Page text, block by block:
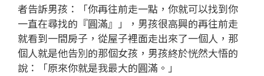
者告訴男孩：「你再往前走一點，你就可以找到你
一直在尋找的『圓滿』」，男孩很高興的再往前走
就看到一間房子，從屋子裡面走出來了一個人，那
個人就是他告別的那個女孩，男孩終於恍然大悟的
說：「原來你就是我最大的圓滿。」